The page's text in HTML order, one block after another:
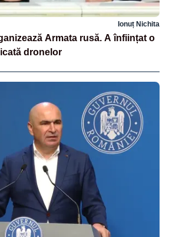
Ionuț Nichita
Armata rusă. A înființat o
dronelor